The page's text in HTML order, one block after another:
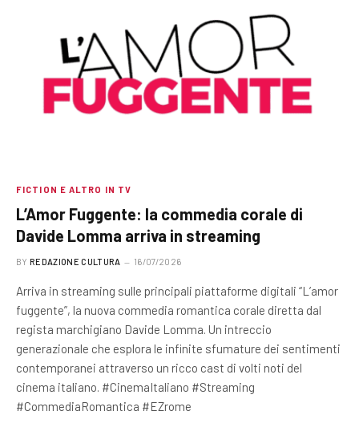
FICTION E ALTRO IN TV
L’Amor Fuggente: la commedia corale di
Davide Lomma arriva in streaming
BY REDAZIONE CULTURA 16/07/2026
Arriva in streaming sulle principali piattaforme digitali “L’amor
fuggente”, la nuova commedia romantica corale diretta dal
regista marchigiano Davide Lomma. Un intreccio
generazionale che esplora le infinite sfumature dei sentimenti
contemporanei attraverso un ricco cast di volti noti del
cinema italiano. #CinemaItaliano #Streaming
#CommediaRomantica #EZrome